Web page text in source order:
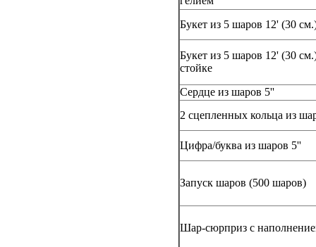
Букет из 5 шаров 12' (30
Букет из 5 шаров 12' (30
стойке
Сердце из шаров 5''
2 сцепленных кольца из
Цифра/буква из шаров 5''
Запуск шаров (500 шаров)
Шар-сюрприз с